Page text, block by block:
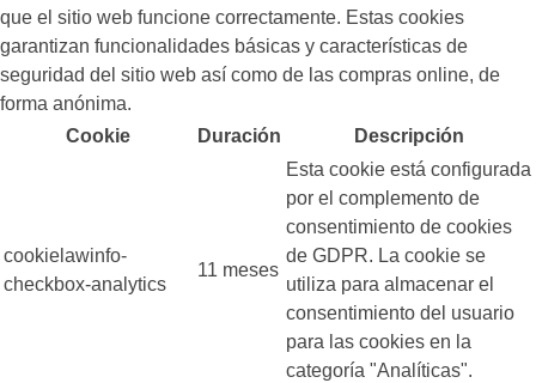
que el sitio web funcione correctamente. Estas cookies
garantizan funcionalidades básicas y características de
seguridad del sitio web así como de las compras online, de
forma anónima.
Cookie
Duración Descripción
cookielawinfo-
checkbox-analytics
11 meses
Esta cookie está configurada
por el complemento de
consentimiento de cookies
de GDPR. La cookie se
utiliza para almacenar el
consentimiento del usuario
para las cookies en la
categoría "Analíticas".